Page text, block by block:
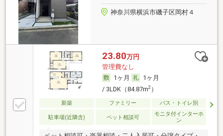
神奈川県横浜市磯子区岡村４
23.80万円
管理費なし
1ヶ月
1ヶ月
/ 3LDK（84.87m2）
新築 ファミリー バス・トイレ別
駐車場(近隣含) ペット相談可
モニタ付インターホ
ン